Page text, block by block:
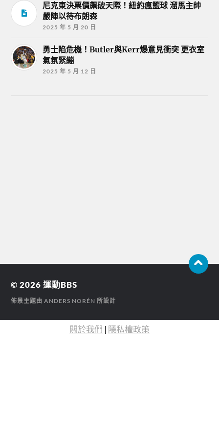
尼克東決票價飆破天際！紐約瘋籃球 溜馬主帥
嚴陣以待布朗森
2025 年 5 月 20 日
勇士陷危機！Butler與Kerr爆意見衝突 更衣室
氣氛緊繃
2025 年 5 月 12 日
© 2026運動BBS
佈景主題由ANDERS NORÉN 所設計
關於我們 | 隱私權政策